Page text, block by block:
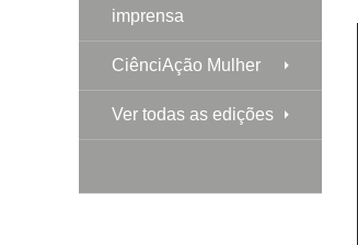
imprensa
CiênciAção Mulher
Ver todas as edições